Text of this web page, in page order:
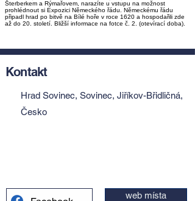
Šterberkem a Rýmařovem, narazíte u vstupu na možnost
prohlédnout si Expozici Německého řádu. Německému řádu
připadl hrad po bitvě na Bílé hoře v roce 1620 a hospodařili zde
až do 20. století. Bližší informace na fotce č. 2. (otevírací doba).
Kontakt
Hrad Sovinec, Sovinec, Jiříkov-Břidličná,
Česko
web místa